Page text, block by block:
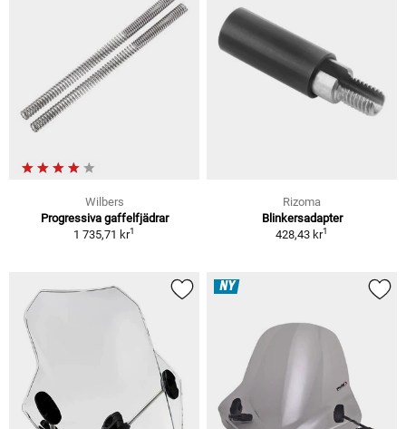
Wilbers
Progressiva gaffelfjädrar
1 735,71 kr1
Rizoma
Blinkersadapter
428,43 kr1
NY